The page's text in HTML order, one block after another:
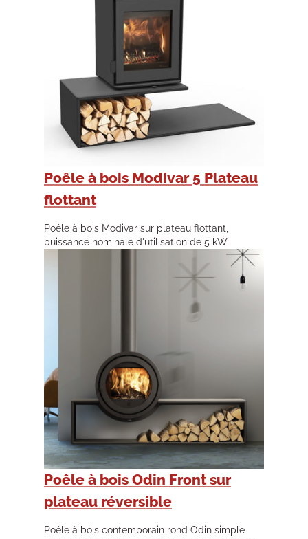
Poêle à bois Modivar 5 Plateau
flottant
Poêle à bois Modivar sur plateau flottant,
puissance nominale d'utilisation de 5 kW
Poêle à bois Odin Front sur
plateau réversible
Poêle à bois contemporain rond Odin simple